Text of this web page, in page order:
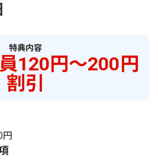
特典内容
120円～200円
割引
円